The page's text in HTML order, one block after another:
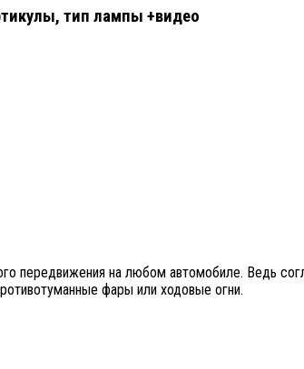
тип лампы +видео
передвижения на любом автомобиле. Ведь
фары или ходовые огни.